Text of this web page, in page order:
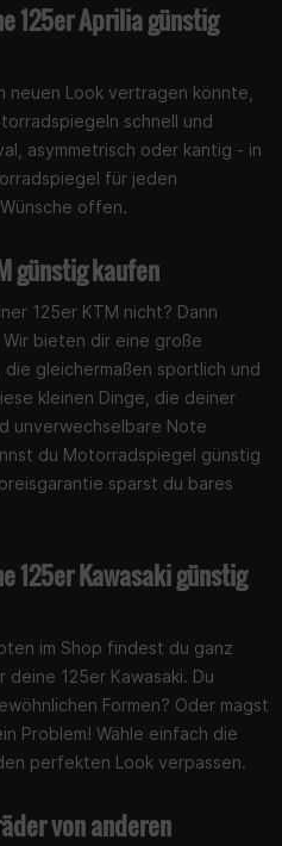
125er Aprilia günstig
neuen Look vertragen könnte,
schnell und
asymmetrisch oder kantig - in
für jeden
offen.
günstig kaufen
125er KTM nicht? Dann
bieten dir eine große
gleichermaßen sportlich und
kleinen Dinge, die deiner
unverwechselbare Note
du Motorradspiegel günstig
sparst du bares
125er Kawasaki günstig
im Shop findest du ganz
125er Kawasaki. Du
Formen? Oder magst
Problem! Wähle einfach die
perfekten Look verpassen.
von anderen